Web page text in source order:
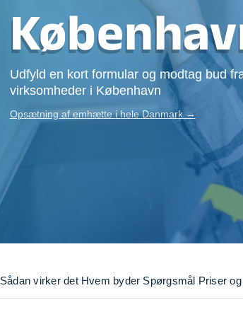
Tømrer
Tunge løft
Underholdning
Se alle...
Udfyld en kort formular og modtag bud
virksomheder i København
Opsætning af emhætte i hele Danmark →
Sådan virker det Hvem byder Spørgsmål Priser